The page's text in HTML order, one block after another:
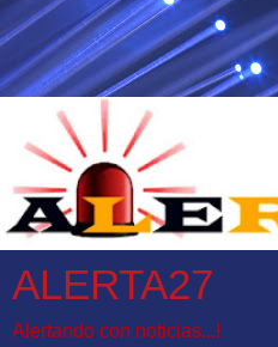
ALERTA27
Alertando con noticias...!